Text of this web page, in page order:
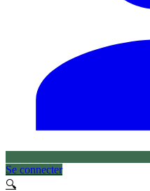
Se connecter
🔍